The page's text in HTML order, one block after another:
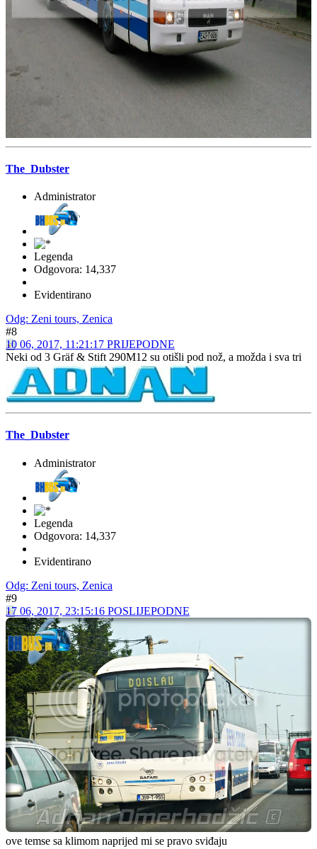
The_Dubster
Legenda
Odgovora: 14,337
Evidentirano
Odg: Zeni tours, Zenica
#8
10 06, 2017, 11:21:17 PRIJEPODNE
Neki od 3 Gräf & Stift 290M12 su otišli pod nož, a možda i sva tri
The_Dubster